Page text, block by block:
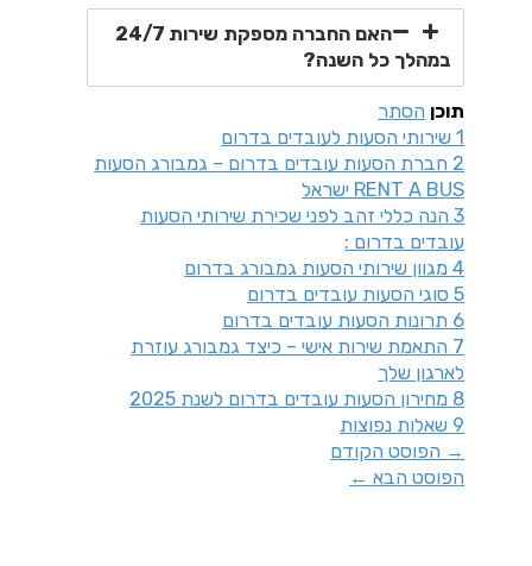
האם החברה מספקת שירות 24/7
במהלך כל השנה?
תוכן הסתר
1 שירותי הסעות לעובדים בדרום
2 חברת הסעות עובדים בדרום – גמבורג הסעות
RENT A BUS ישראל
3 הנה כללי זהב לפני שכירת שירותי הסעות
עובדים בדרום :
4 מגוון שירותי הסעות גמבורג בדרום
5 סוגי הסעות עובדים בדרום
6 תרונות הסעות עובדים בדרום
7 התאמת שירות אישי – כיצד גמבורג עוזרת
לארגון שלך
8 מחירון הסעות עובדים בדרום לשנת 2025
9 שאלות נפוצות
→ הפוסט הקודם
הפוסט הבא ←